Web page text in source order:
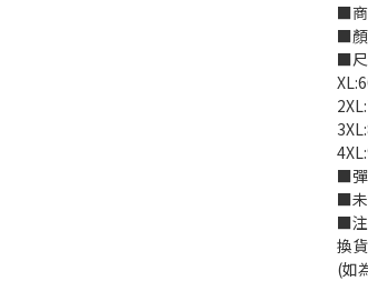
■商
■顏
■尺
■彈
■未
■注
換貨
(如